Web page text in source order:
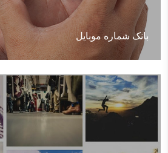
بانک شماره موبایل